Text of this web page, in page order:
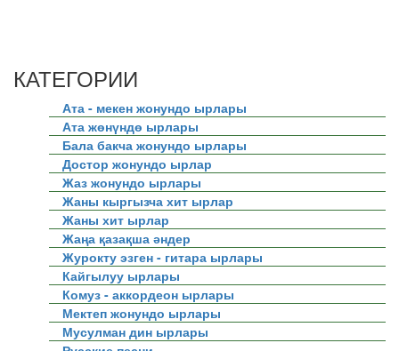
КАТЕГОРИИ
Ата - мекен жонундо ырлары
Ата жөнүндө ырлары
Бала бакча жонундо ырлары
Достор жонундо ырлар
Жаз жонундо ырлары
Жаны кыргызча хит ырлар
Жаны хит ырлар
Жаңа қазақша әндер
Журокту эзген - гитара ырлары
Кайгылуу ырлары
Комуз - аккордеон ырлары
Мектеп жонундо ырлары
Мусулман дин ырлары